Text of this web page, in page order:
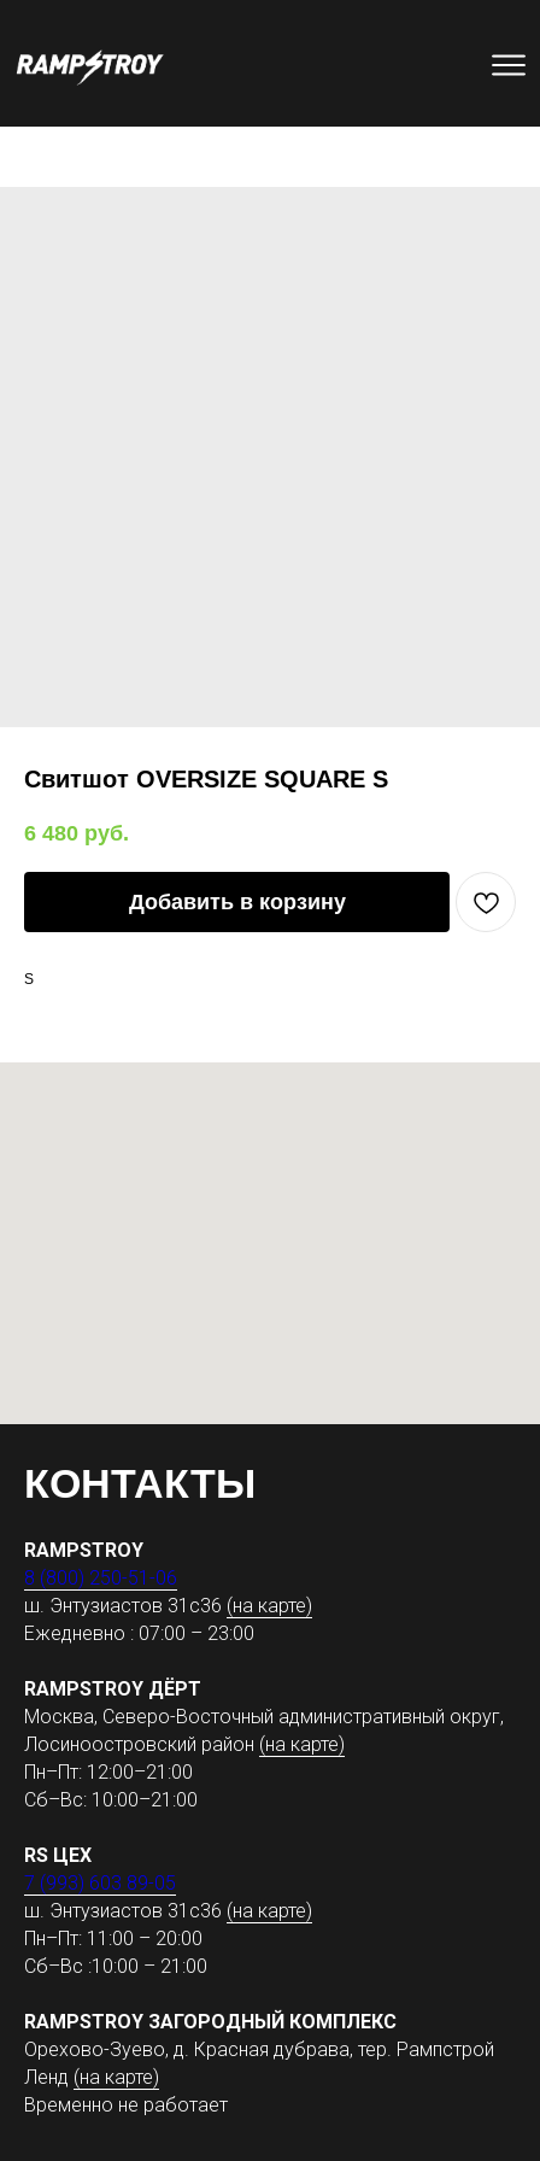
Свитшот OVERSIZE SQUARE S
6 480 руб.
Добавить в корзину
S
КОНТАКТЫ
RAMPSTROY
8 (800) 250-51-06
ш. Энтузиастов 31с36 (на карте)
Ежедневно : 07:00 – 23:00
RAMPSTROY ДЁРТ
Москва, Северо-Восточный административный округ,
Лосиноостровский район (на карте)
Пн–Пт: 12:00–21:00
Сб–Вс: 10:00–21:00
RS ЦЕХ
7 (993) 603 89-05
ш. Энтузиастов 31с36 (на карте)
Пн–Пт: 11:00 – 20:00
Сб–Вс :10:00 – 21:00
RAMPSTROY ЗАГОРОДНЫЙ КОМПЛЕКС
Орехово-Зуево, д. Красная дубрава, тер. Рампстрой
Ленд (на карте)
Временно не работает